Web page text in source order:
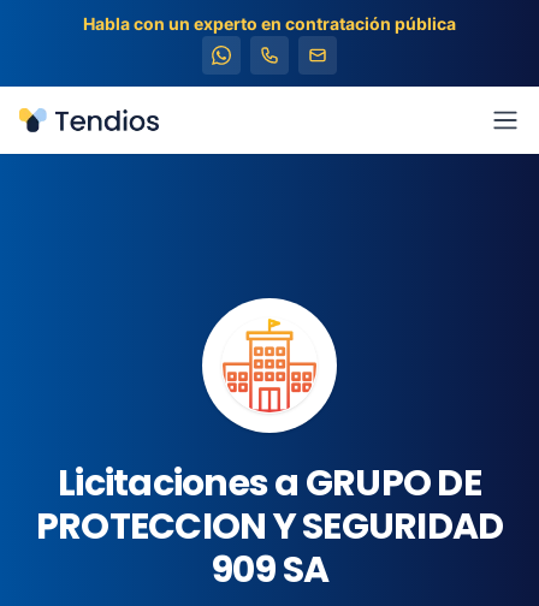
Habla con un experto en contratación pública
Tendios
Licitaciones a GRUPO DE
PROTECCION Y SEGURIDAD
909 SA